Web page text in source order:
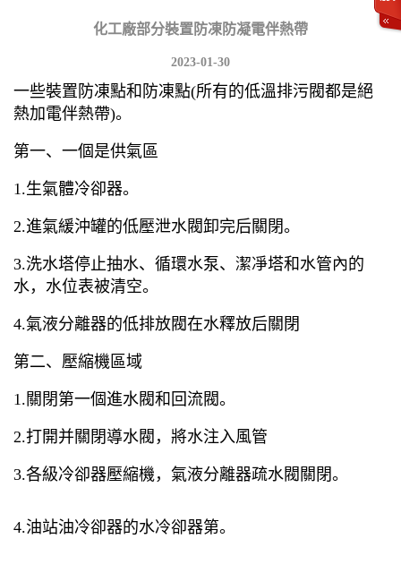
化工廠部分裝置防凍防凝電伴熱帶
2023-01-30
一些裝置防凍點和防凍點(所有的低溫排污閥都是絕
熱加電伴熱帶)。
第一、一個是供氣區
1.生氣體冷卻器。
2.進氣緩沖罐的低壓泄水閥卸完后關閉。
3.洗水塔停止抽水、循環水泵、潔凈塔和水管內的
水，水位表被清空。
4.氣液分離器的低排放閥在水釋放后關閉
第二、壓縮機區域
1.關閉第一個進水閥和回流閥。
2.打開并關閉導水閥，將水注入風管
3.各級冷卻器壓縮機，氣液分離器疏水閥關閉。
4.油站油冷卻器的水冷卻器第。